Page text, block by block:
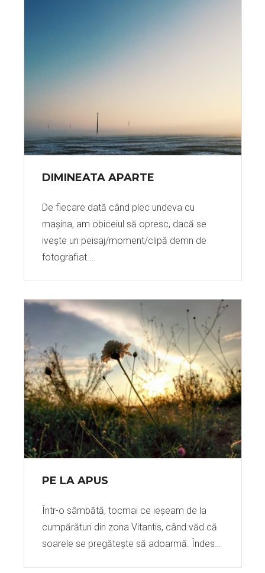
DIMINEATA APARTE
De fiecare dată când plec undeva cu
mașina, am obiceiul să opresc, dacă se
ivește un peisaj/moment/clipă demn de
fotografiat.…
PE LA APUS
Într-o sâmbătă, tocmai ce ieșeam de la
cumpărături din zona Vitantis, când văd că
soarele se pregătește să adoarmă. Îndes…